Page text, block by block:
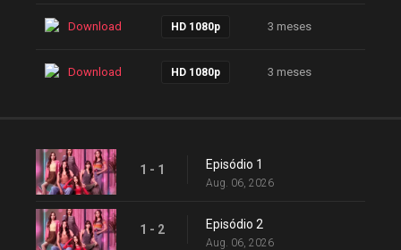
Download HD 1080p 3 meses
Download HD 1080p 3 meses
1 - 1 Episódio 1
Aug. 06, 2026
1 - 2 Episódio 2
Aug. 06, 2026